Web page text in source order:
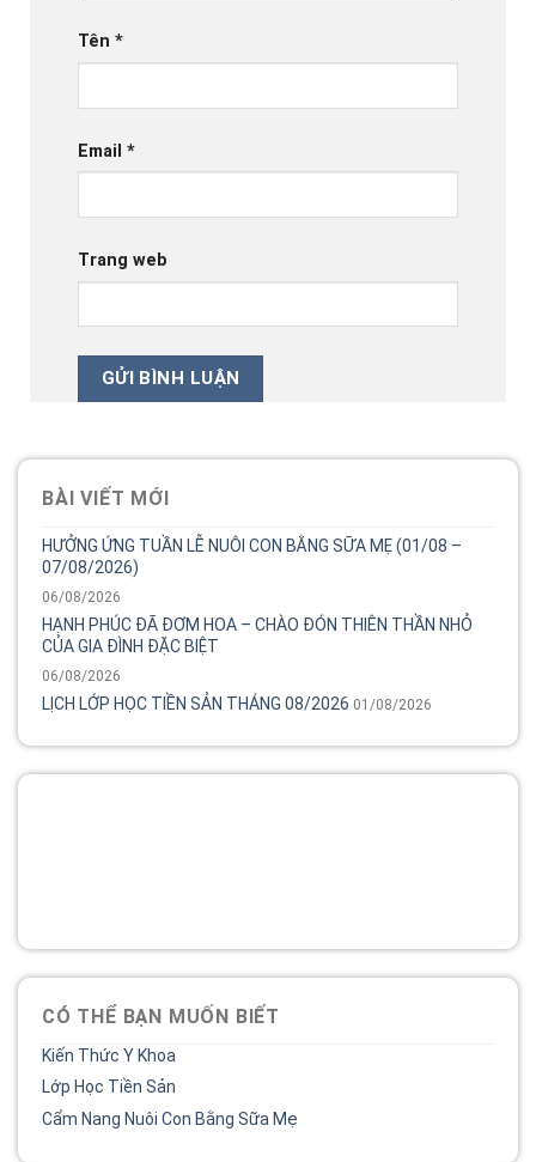
Tên *
Email *
Trang web
BÀI VIẾT MỚI
HƯỞNG ỨNG TUẦN LỄ NUÔI CON BẰNG SỮA MẸ (01/08 –
07/08/2026)
06/08/2026
HẠNH PHÚC ĐÃ ĐƠM HOA – CHÀO ĐÓN THIÊN THẦN NHỎ
CỦA GIA ĐÌNH ĐẶC BIỆT
06/08/2026
LỊCH LỚP HỌC TIỀN SẢN THÁNG 08/2026 01/08/2026
CÓ THỂ BẠN MUỐN BIẾT
Kiến Thức Y Khoa
Lớp Học Tiền Sản
Cẩm Nang Nuôi Con Bằng Sữa Mẹ